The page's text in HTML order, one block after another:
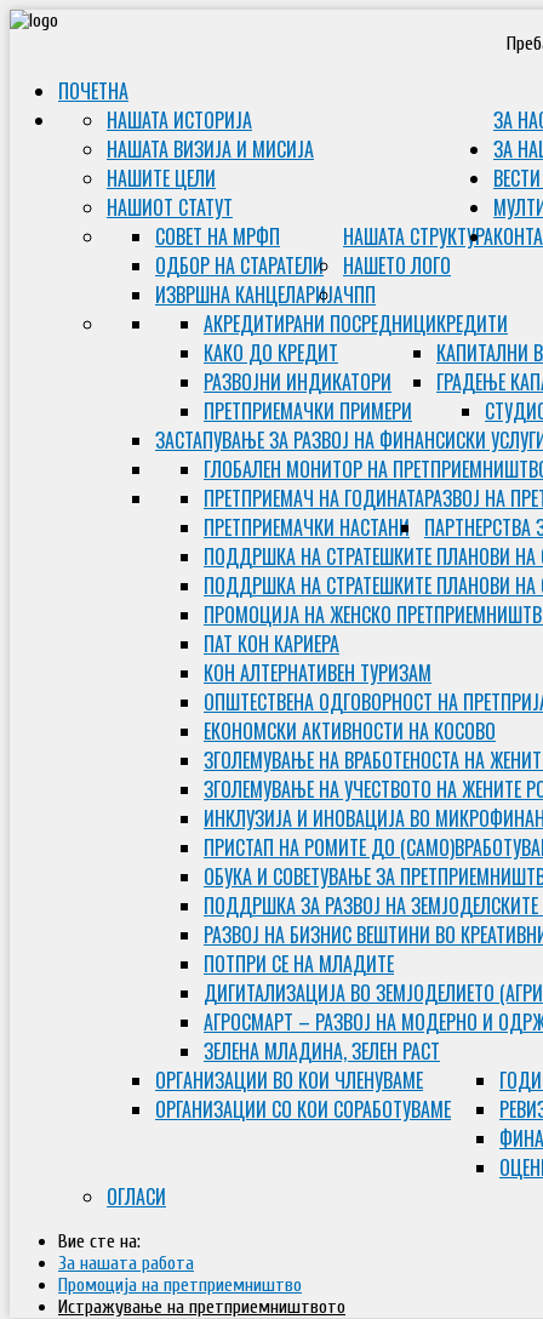
ПОЧЕТНА
ЗА
НАШАТА ИСТОРИЈА
НАШАТА ВИЗИЈА И МИСИЈА
НАШИТЕ ЦЕЛИ
НАШИОТ СТАТУТ
НАШАТА СТРУКТУРА
СОВЕТ НА МРФП
ОДБОР НА СТАРАТЕЛИ
ИЗВРШНА КАНЦЕЛАРИЈА
НАШЕТО ЛОГО
ЧПП
ЗА
КРЕДИТИ
АКРЕДИТИРАНИ ПОСРЕДНИЦИ
КАКО ДО КРЕДИТ
РАЗВОЈНИ ИНДИКАТОРИ
ПРЕТПРИЕМАЧКИ ПРИМЕРИ
КАПИТАЛНИ
ГРАДЕЊЕ
ЗАСТАПУВАЊЕ ЗА РАЗВОЈ НА ФИНАНСИСКИ
ГЛОБАЛЕН МОНИТОР НА
РАЗВОЈ НА
ПРЕТПРИЕМАЧ НА ГОДИНАТА
ПРЕТПРИЕМАЧКИ НАСТАНИ ПАРТНЕРСТВА
ПОДДРШКА НА СТРАТЕШКИТЕ ПЛАНОВИ НА
ПОДДРШКА НА СТРАТЕШКИТЕ ПЛАНОВИ НА
ПРОМОЦИЈА НА ЖЕНСКО
ПАТ КОН КАРИЕРА
КОН АЛТЕРНАТИВЕН ТУРИЗАМ
ОПШТЕСТВЕНА ОДГОВОРНОСТ НА
ЕКОНОМСКИ АКТИВНОСТИ НА КОСОВО
ЗГОЛЕМУВАЊЕ НА ВРАБОТЕНОСТА НА
ЗГОЛЕМУВАЊЕ НА УЧЕСТВОТО НА ЖЕНИТЕ
ИНКЛУЗИЈА И ИНОВАЦИЈА ВО
ПРИСТАП НА РОМИТЕ ДО
ОБУКА И СОВЕТУВАЊЕ ЗА
ПОДДРШКА ЗА РАЗВОЈ НА
РАЗВОЈ НА БИЗНИС ВЕШТИНИ ВО
ПОТПРИ СЕ НА МЛАДИТЕ
ДИГИТАЛИЗАЦИЈА ВО ЗЕМЈОДЕЛИЕТО
АГРОСМАРТ – РАЗВОЈ НА МОДЕРНО И
ЗЕЛЕНА МЛАДИНА, ЗЕЛЕН РАСТ
ОРГAНИЗАЦИИ ВО КОИ ЧЛЕНУВАМЕ
ОРГАНИЗАЦИИ СО КОИ СОРАБОТУВАМЕ
ОГЛАСИ
Вие сте на:
За нашата работа
Промоција на претприемништво
Истражување на претприемништвото